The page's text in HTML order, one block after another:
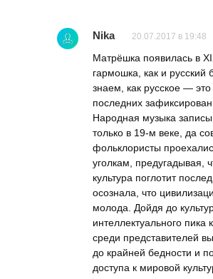
Nika 20.07.2017 в 19:48
Матрёшка появилась в
гармошка, как и
знаем, как русское —
последних
Народная музыка
только в 19-м веке, да
фольклористы
уголкам, предугадывая,
культура поглотит
осознала, что
молода. Дойдя до
интеллектуального пика
среди представителей
до крайней бедности и
доступа к мировой